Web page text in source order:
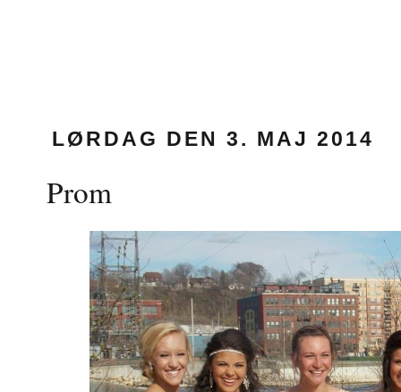
LØRDAG DEN 3. MAJ 2014
Prom